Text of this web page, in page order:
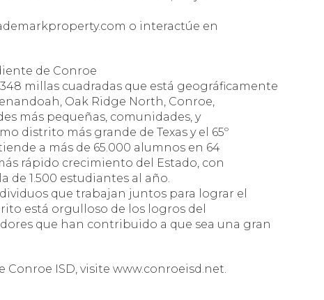
o interactúe en
de Conroe
millas cuadradas que está geográficamente
Oak Ridge North, Conroe,
más pequeñas, comunidades, y
distrito más grande de Texas y el 65º
a más de 65.000 alumnos en 64
rápido crecimiento del Estado, con
1.500 estudiantes al año.
que trabajan juntos para lograr el
está orgulloso de los logros del
que han contribuido a que sea una gran
ISD, visite www.conroeisd.net.